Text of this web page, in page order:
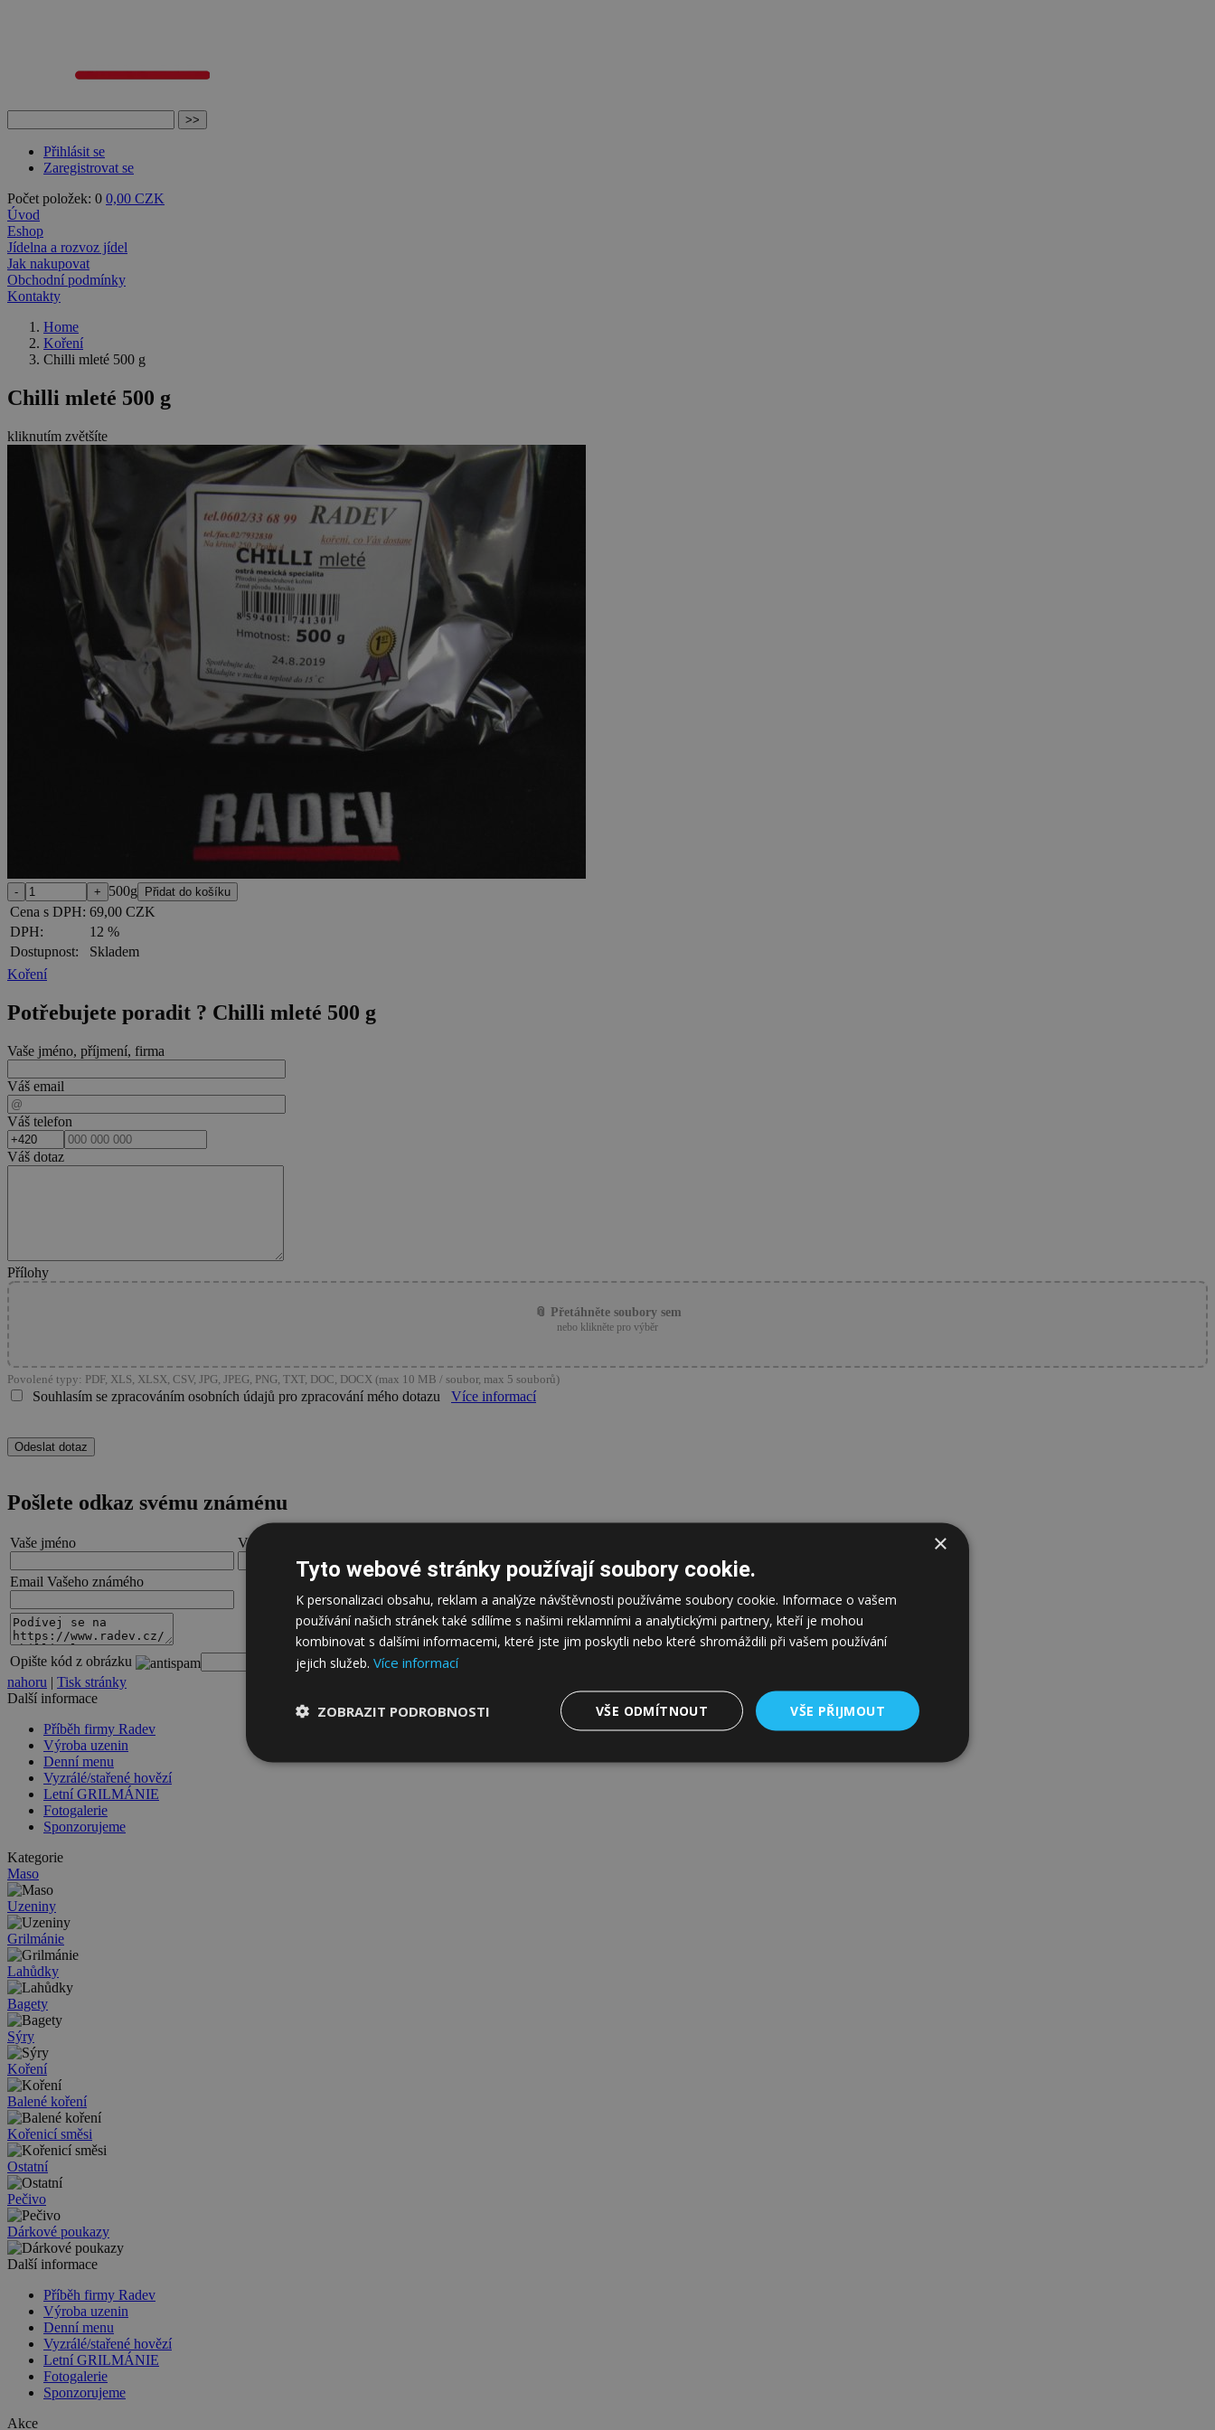
Přihlásit se
Zaregistrovat se
Počet položek: 0 0,00 CZK
Úvod
Eshop
Jídelna a rozvoz jídel
Jak nakupovat
Obchodní podmínky
Kontakty
Home
Koření
Chilli mleté 500 g
Chilli mleté 500 g
kliknutím zvětšíte
500g
Cena s DPH: 69,00 CZK
DPH:
12 %
Dostupnost:
Skladem
Koření
Potřebujete poradit ? Chilli mleté 500 g
Vaše jméno, příjmení, firma
Váš email
Váš telefon
Váš dotaz
Přílohy
📎 Přetáhněte soubory sem
nebo klikněte pro výběr
Povolené typy: PDF, XLS, XLSX, CSV, JPG, JPEG, PNG, TXT, DOC, DOCX (max 10 MB / soubor, max 5 souborů)
Souhlasím se zpracováním osobních údajů pro zpracování mého dotazu Více informací
Pošlete odkaz svému známénu
Vaše jméno Váš email
Email Vašeho známého
Opište kód z obrázku
nahoru | Tisk stránky
Další informace
Příběh firmy Radev
Výroba uzenin
Denní menu
Vyzrálé/stařené hovězí
Letní GRILMÁNIE
Fotogalerie
Sponzorujeme
Kategorie
Maso
Uzeniny
Grilmánie
Lahůdky
Bagety
Sýry
Koření
Balené koření
Kořenicí směsi
Ostatní
Pečivo
Dárkové poukazy
Další informace
Příběh firmy Radev
Výroba uzenin
Denní menu
Vyzrálé/stařené hovězí
Letní GRILMÁNIE
Fotogalerie
Sponzorujeme
Akce
×
Tyto webové stránky používají soubory cookie.
K personalizaci obsahu, reklam a analýze návštěvnosti používáme soubory cookie. Informace o vašem
používání našich stránek také sdílíme s našimi reklamními a analytickými partnery, kteří je mohou
kombinovat s dalšími informacemi, které jste jim poskytli nebo které shromáždili při vašem používání
jejich služeb. Více informací
VŠE PŘIJMOUT
VŠE ODMÍTNOUT
ZOBRAZIT PODROBNOSTI